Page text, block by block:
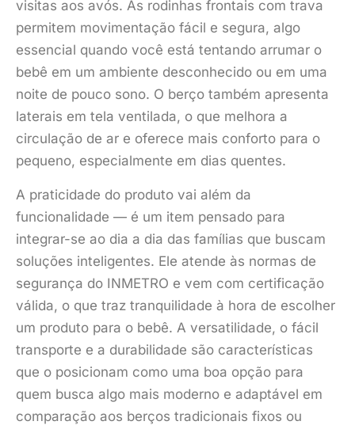
visitas aos avós. As rodinhas frontais com trava
permitem movimentação fácil e segura, algo
essencial quando você está tentando arrumar o
bebê em um ambiente desconhecido ou em uma
noite de pouco sono. O berço também apresenta
laterais em tela ventilada, o que melhora a
circulação de ar e oferece mais conforto para o
pequeno, especialmente em dias quentes.
A praticidade do produto vai além da
funcionalidade — é um item pensado para
integrar-se ao dia a dia das famílias que buscam
soluções inteligentes. Ele atende às normas de
segurança do INMETRO e vem com certificação
válida, o que traz tranquilidade à hora de escolher
um produto para o bebê. A versatilidade, o fácil
transporte e a durabilidade são características
que o posicionam como uma boa opção para
quem busca algo mais moderno e adaptável em
comparação aos berços tradicionais fixos ou